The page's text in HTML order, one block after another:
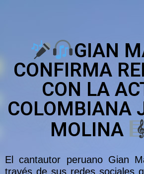
GIAN
CONFIRMA
CON LA
COLOMBIANA
MOLINA
El cantautor peruano Gian
través de sus redes sociales